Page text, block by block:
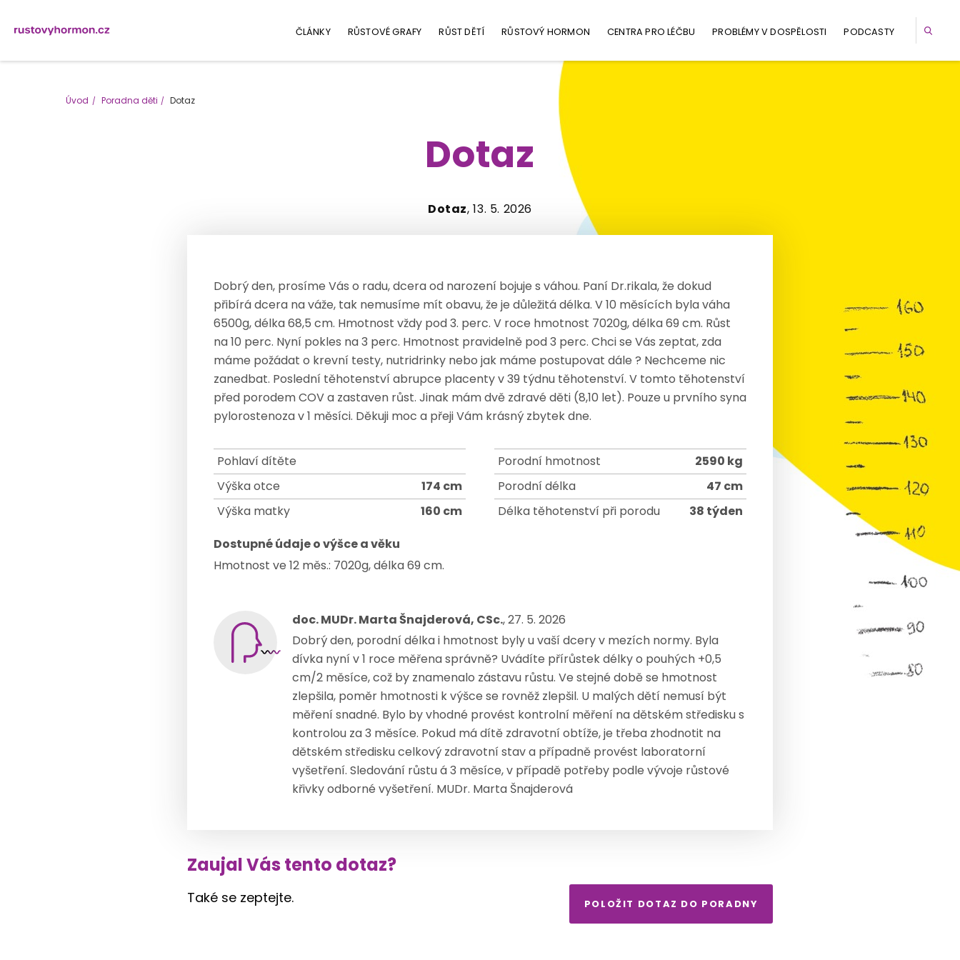
ČLÁNKY RŮSTOVÉ GRAFY RŮST DĚTÍ RŮSTOVÝ HORMON CENTRA PRO LÉČBU PROBLÉMY V DOSPĚLOSTI PODCASTY
Úvod Poradna děti Dotaz
Dotaz
Dotaz, 13. 5. 2026
Dobrý den, prosíme Vás o radu, dcera od narození bojuje s váhou. Paní Dr.rikala, že dokud
přibírá dcera na váže, tak nemusíme mít obavu, že je důležitá délka. V 10 měsících byla váha
6500g, délka 68,5 cm. Hmotnost vždy pod 3. perc. V roce hmotnost 7020g, délka 69 cm. Růst
na 10 perc. Nyní pokles na 3 perc. Hmotnost pravidelně pod 3 perc. Chci se Vás zeptat, zda
máme požádat o krevní testy, nutridrinky nebo jak máme postupovat dále ? Nechceme nic
zanedbat. Poslední těhotenství abrupce placenty v 39 týdnu těhotenství. V tomto těhotenství
před porodem COV a zastaven růst. Jinak mám dvě zdravé děti (8,10 let). Pouze u prvního syna
pylorostenoza v 1 měsíci. Děkuji moc a přeji Vám krásný zbytek dne.
Pohlaví dítěte
Výška otce
174 cm
Výška matky
160 cm
Porodní hmotnost
2590 kg
Porodní délka
47 cm
Délka těhotenství při porodu
38 týden
Dostupné údaje o výšce a věku
Hmotnost ve 12 měs.: 7020g, délka 69 cm.
doc. MUDr. Marta Šnajderová, CSc., 27. 5. 2026
Dobrý den, porodní délka i hmotnost byly u vaší dcery v mezích normy. Byla
dívka nyní v 1 roce měřena správně? Uvádíte přírůstek délky o pouhých +0,5
cm/2 měsíce, což by znamenalo zástavu růstu. Ve stejné době se hmotnost
zlepšila, poměr hmotnosti k výšce se rovněž zlepšil. U malých dětí nemusí být
měření snadné. Bylo by vhodné provést kontrolní měření na dětském středisku s
kontrolou za 3 měsíce. Pokud má dítě zdravotní obtíže, je třeba zhodnotit na
dětském středisku celkový zdravotní stav a případně provést laboratorní
vyšetření. Sledování růstu á 3 měsíce, v případě potřeby podle vývoje růstové
křivky odborné vyšetření. MUDr. Marta Šnajderová
Zaujal Vás tento dotaz?
Také se zeptejte. POLOŽIT DOTAZ DO PORADNY